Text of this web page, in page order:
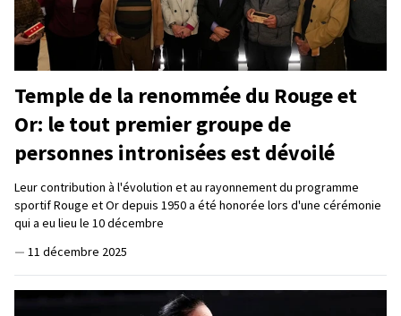
Temple de la renommée du Rouge et
Or: le tout premier groupe de
personnes intronisées est dévoilé
Leur contribution à l'évolution et au rayonnement du programme
sportif Rouge et Or depuis 1950 a été honorée lors d'une cérémonie
qui a eu lieu le 10 décembre
— 11 décembre 2025